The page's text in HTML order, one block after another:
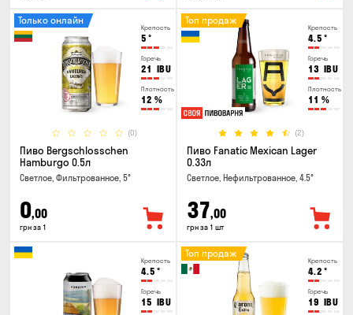
Крепость
5 °
Горечь
21 IBU
Плотность
12 %
(0)
Только онлайн
Пиво Bergschlosschen
Hamburgo 0.5л
Светлое, Фильтрованное, 5°
0,00
грн за 1
Крепость
4.5 °
Горечь
13 IBU
Плотность
11 %
(2)
Топ продаж
Пиво Fanatic Mexican Lager
0.33л
Светлое, Нефильтрованное, 4.5°
37,00
грн за 1 шт
Крепость
4.5 °
Горечь
15 IBU
Крепость
4.2 °
Горечь
19 IBU
Топ продаж